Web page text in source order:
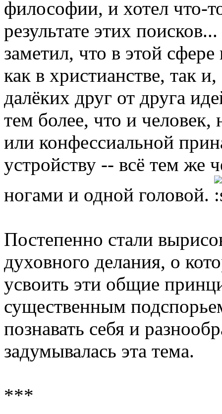
философии, и хотел что-
результате этих
заметил, что в этой
как в христианстве, так
далёких друг от друга
тем более, что и человек,
или конфессиальной
устройству -- всё тем же
ногами и одной головой.
Постепенно стали
духовного делания, о
усвоить эти общие
существенным
познавать себя и
задумывалась эта тема.
***